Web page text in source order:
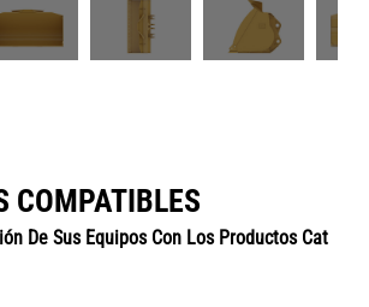
COMPATIBLES
De Sus Equipos Con Los Productos Cat